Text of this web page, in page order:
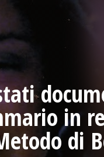
in
di